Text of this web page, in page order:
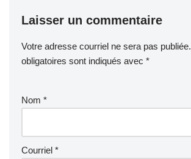
Laisser un commentaire
Votre adresse courriel ne sera pas publiée.
obligatoires sont indiqués avec *
Nom *
Courriel *